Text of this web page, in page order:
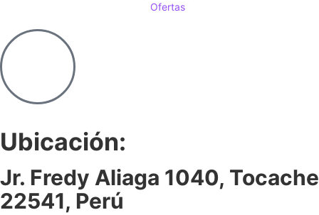
Ofertas
Ubicación:
Jr. Fredy Aliaga 1040, Tocache
22541, Perú